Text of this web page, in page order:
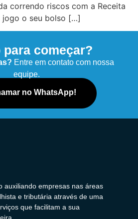
correndo riscos com a Receita
jogo o seu bolso […]
para começar?
Entre em contato com nossa
equipe.
no WhatsApp!
auxiliando empresas nas áreas
e tributária através de uma
que facilitam a sua